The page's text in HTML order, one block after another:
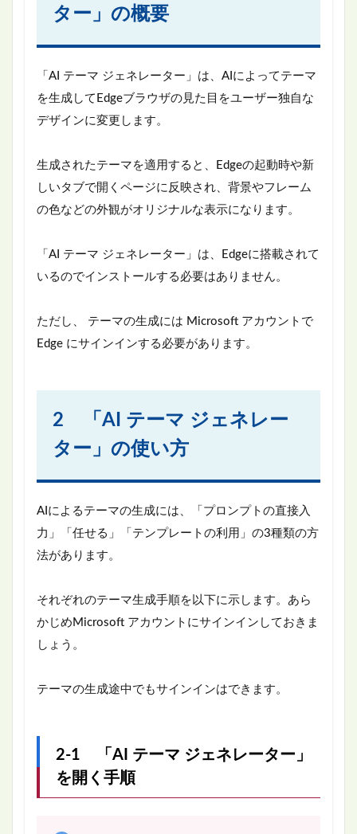
ター」の概要
「AI テーマ ジェネレーター」は、AIによってテーマ
を生成してEdgeブラウザの見た目をユーザー独自な
デザインに変更します。
生成されたテーマを適用すると、Edgeの起動時や新
しいタブで開くページに反映され、背景やフレーム
の色などの外観がオリジナルな表示になります。
「AI テーマ ジェネレーター」は、Edgeに搭載されて
いるのでインストールする必要はありません。
ただし、 テーマの生成には Microsoft アカウントで
Edge にサインインする必要があります。
2 「AI テーマ ジェネレー
ター」の使い方
AIによるテーマの生成には、「プロンプトの直接入
力」「任せる」「テンプレートの利用」の3種類の方
法があります。
それぞれのテーマ生成手順を以下に示します。あら
かじめMicrosoft アカウントにサインインしておきま
しょう。
テーマの生成途中でもサインインはできます。
2-1 「AI テーマ ジェネレーター」
を開く手順